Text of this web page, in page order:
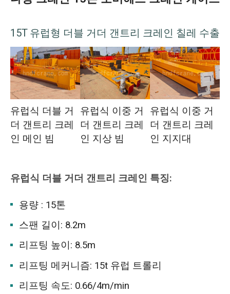
15T 유럽형 더블 거더 갠트리 크레인 칠레 수출
유럽식 더블 거
더 갠트리 크레
인 메인 빔
유럽식 이중 거
더 갠트리 크레
인 지상 빔
유럽식 이중 거
더 갠트리 크레
인 지지대
유럽식 더블 거더 갠트리 크레인 특징:
용량 : 15톤
스팬 길이: 8.2m
리프팅 높이: 8.5m
리프팅 메커니즘: 15t 유럽 트롤리
리프팅 속도: 0.66/4m/min